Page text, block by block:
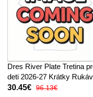
Dres River Plate Tretina
deti 2026-27 Krátky Rukáv
trenírky)
30.45€ 96.13€